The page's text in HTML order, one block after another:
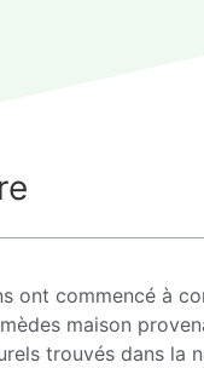
ont commencé à
maison
trouvés dans la